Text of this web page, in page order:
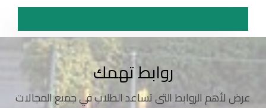
روابط تهمك
عرض لأهم الروابط التى تساعد الطلاب في جميع المجالات